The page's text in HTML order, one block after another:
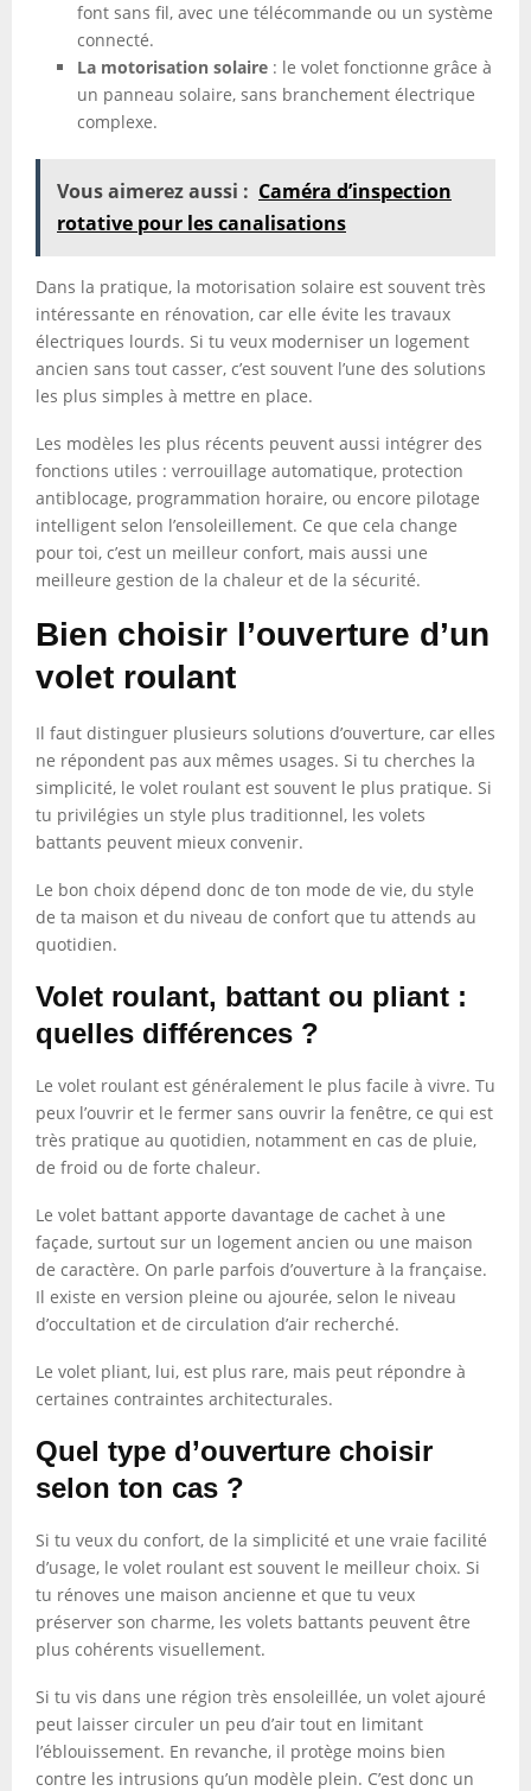
font sans fil, avec une télécommande ou un système
connecté.
La motorisation solaire : le volet fonctionne grâce à
un panneau solaire, sans branchement électrique
complexe.
Vous aimerez aussi : Caméra d’inspection
rotative pour les canalisations
Dans la pratique, la motorisation solaire est souvent très
intéressante en rénovation, car elle évite les travaux
électriques lourds. Si tu veux moderniser un logement
ancien sans tout casser, c’est souvent l’une des solutions
les plus simples à mettre en place.
Les modèles les plus récents peuvent aussi intégrer des
fonctions utiles : verrouillage automatique, protection
antiblocage, programmation horaire, ou encore pilotage
intelligent selon l’ensoleillement. Ce que cela change
pour toi, c’est un meilleur confort, mais aussi une
meilleure gestion de la chaleur et de la sécurité.
Bien choisir l’ouverture d’un
volet roulant
Il faut distinguer plusieurs solutions d’ouverture, car elles
ne répondent pas aux mêmes usages. Si tu cherches la
simplicité, le volet roulant est souvent le plus pratique. Si
tu privilégies un style plus traditionnel, les volets
battants peuvent mieux convenir.
Le bon choix dépend donc de ton mode de vie, du style
de ta maison et du niveau de confort que tu attends au
quotidien.
Volet roulant, battant ou pliant :
quelles différences ?
Le volet roulant est généralement le plus facile à vivre. Tu
peux l’ouvrir et le fermer sans ouvrir la fenêtre, ce qui est
très pratique au quotidien, notamment en cas de pluie,
de froid ou de forte chaleur.
Le volet battant apporte davantage de cachet à une
façade, surtout sur un logement ancien ou une maison
de caractère. On parle parfois d’ouverture à la française.
Il existe en version pleine ou ajourée, selon le niveau
d’occultation et de circulation d’air recherché.
Le volet pliant, lui, est plus rare, mais peut répondre à
certaines contraintes architecturales.
Quel type d’ouverture choisir
selon ton cas ?
Si tu veux du confort, de la simplicité et une vraie facilité
d’usage, le volet roulant est souvent le meilleur choix. Si
tu rénoves une maison ancienne et que tu veux
préserver son charme, les volets battants peuvent être
plus cohérents visuellement.
Si tu vis dans une région très ensoleillée, un volet ajouré
peut laisser circuler un peu d’air tout en limitant
l’éblouissement. En revanche, il protège moins bien
contre les intrusions qu’un modèle plein. C’est donc un